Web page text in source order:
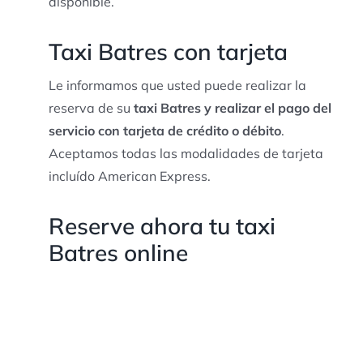
Taxi Batres con tarjeta
Le informamos que usted puede realizar la
reserva de su taxi Batres y realizar el pago del
servicio con tarjeta de crédito o débito.
Aceptamos todas las modalidades de tarjeta
incluído American Express.
Reserve ahora tu taxi
Batres online